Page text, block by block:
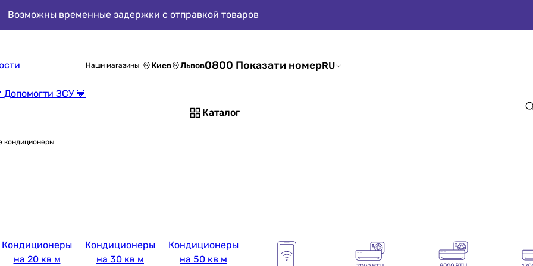
Возможны временные задержки с отправкой товаров
Допомогти ЗСУ 💙
Наши магазины Киев Львов0800 Показати номерRU
Каталог
кондиционеры
Кондиционеры
на 20 кв м
Кондиционеры
на 30 кв м
Кондиционеры
на 50 кв м